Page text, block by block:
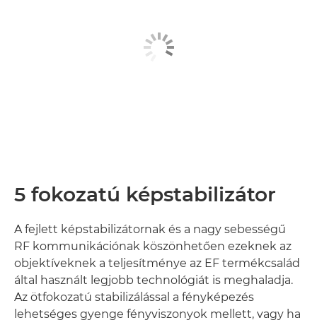
5 fokozatú képstabilizátor
A fejlett képstabilizátornak és a nagy sebességű
RF kommunikációnak köszönhetően ezeknek az
objektíveknek a teljesítménye az EF termékcsalád
által használt legjobb technológiát is meghaladja.
Az ötfokozatú stabilizálással a fényképezés
lehetséges gyenge fényviszonyok mellett, vagy ha